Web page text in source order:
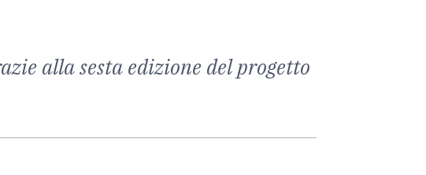
alla sesta edizione del progetto